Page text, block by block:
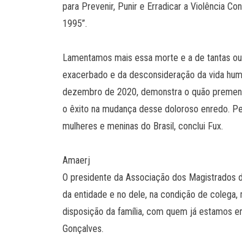
para Prevenir, Punir e Erradicar a Violência
1995”.
Lamentamos mais essa morte e a de tantas
exacerbado e da desconsideração da vida
dezembro de 2020, demonstra o quão
o êxito na mudança desse doloroso enredo.
mulheres e meninas do Brasil, conclui Fux.
Amaerj
O presidente da Associação dos Magistrados
da entidade e no dele, na condição de
disposição da família, com quem já estamos
Gonçalves.